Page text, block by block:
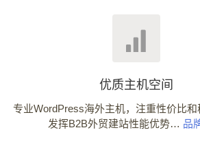
优质主机空间
专业WordPress海外主机，注重性价比
发挥B2B外贸建站性能优势… 品